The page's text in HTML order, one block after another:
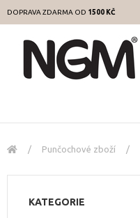
DOPRAVA ZDARMA OD 1500 KČ
/ Punčochové zboží /
KATEGORIE